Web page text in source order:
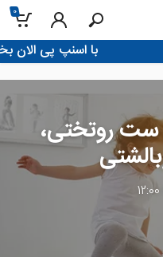
0
!با اسنپ پی الان بخر، تو 4 قسط
ست روتختی،